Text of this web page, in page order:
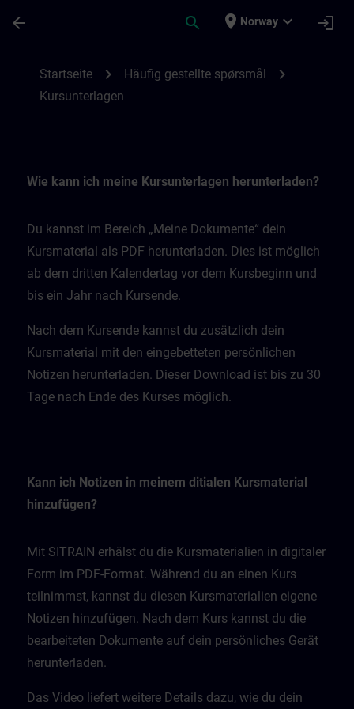
arrow_back search place Norway expand_more login
Startseite chevron_right Häufig gestellte spørsmål chevron_right
Kursunterlagen
Wie kann ich meine Kursunterlagen herunterladen?
Du kannst im Bereich „Meine Dokumente“ dein
Kursmaterial als PDF herunterladen. Dies ist möglich
ab dem dritten Kalendertag vor dem Kursbeginn und
bis ein Jahr nach Kursende.
Nach dem Kursende kannst du zusätzlich dein
Kursmaterial mit den eingebetteten persönlichen
Notizen herunterladen. Dieser Download ist bis zu 30
Tage nach Ende des Kurses möglich.
Kann ich Notizen in meinem ditialen Kursmaterial
hinzufügen?
Mit SITRAIN erhälst du die Kursmaterialien in digitaler
Form im PDF-Format. Während du an einen Kurs
teilnimmst, kannst du diesen Kursmaterialien eigene
Notizen hinzufügen. Nach dem Kurs kannst du die
bearbeiteten Dokumente auf dein persönliches Gerät
herunterladen.
Das Video liefert weitere Details dazu, wie du dein